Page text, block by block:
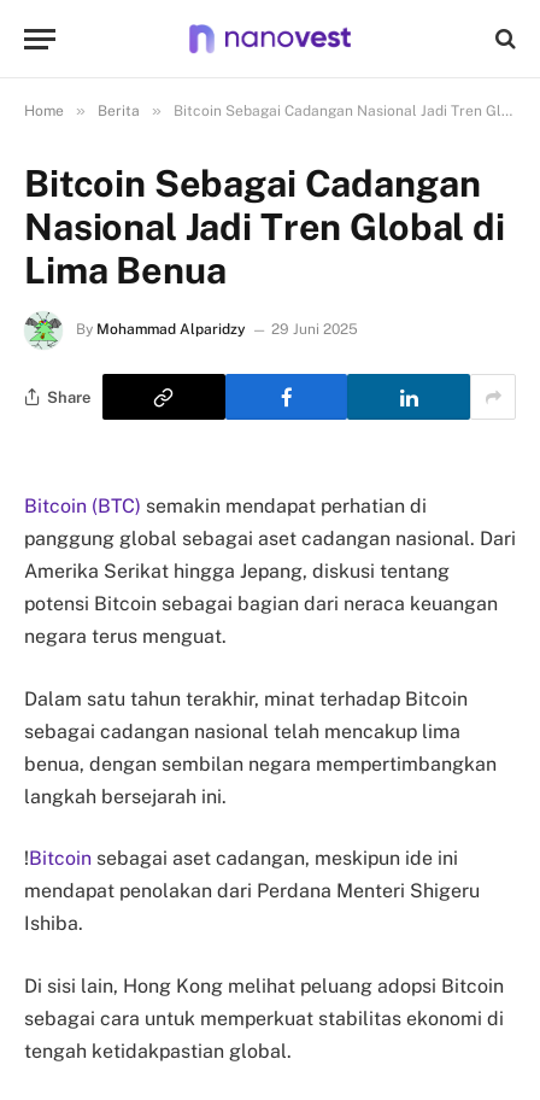
Home » Berita » Bitcoin Sebagai Cadangan Nasional Jadi Tren Global di Lima Benua
Bitcoin Sebagai Cadangan
Nasional Jadi Tren Global di
Lima Benua
By Mohammad Alparidzy 29 Juni 2025
Share
Bitcoin (BTC) semakin mendapat perhatian di
panggung global sebagai aset cadangan nasional. Dari
Amerika Serikat hingga Jepang, diskusi tentang
potensi Bitcoin sebagai bagian dari neraca keuangan
negara terus menguat.
Dalam satu tahun terakhir, minat terhadap Bitcoin
sebagai cadangan nasional telah mencakup lima
benua, dengan sembilan negara mempertimbangkan
langkah bersejarah ini.
!Bitcoin sebagai aset cadangan, meskipun ide ini
mendapat penolakan dari Perdana Menteri Shigeru
Ishiba.
Di sisi lain, Hong Kong melihat peluang adopsi Bitcoin
sebagai cara untuk memperkuat stabilitas ekonomi di
tengah ketidakpastian global.